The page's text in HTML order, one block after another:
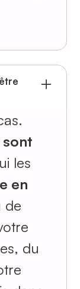
sont
les
en
de
du